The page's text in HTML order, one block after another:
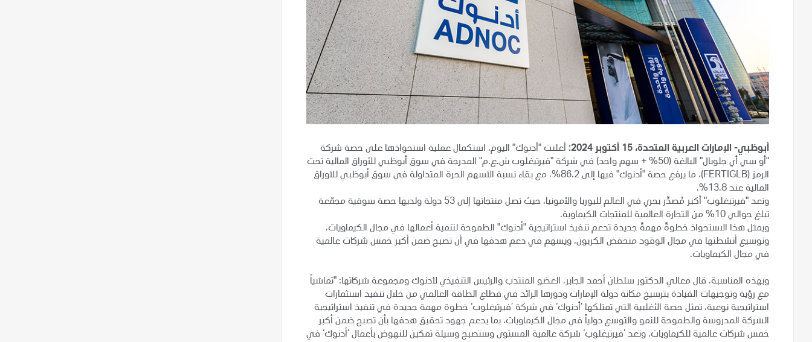
أبوظبي- الإمارات العربية المتحدة، 15 أكتوبر 2024:
أعلنت "أدنوك" اليوم، استكمال عملية استحواذها على حصة شركة
"أو سي أي جلوبال" البالغة (50% + سهم واحد) في شركة "فيرتيغلوب ش.ع.م" المدرجة في سوق أبوظبي للأوراق المالية تحت
الرمز (FERTIGLB)، ما يرفع حصة "أدنوك" فيها إلى 86.2%، مع بقاء نسبة الأسهم الحرة المتداولة في سوق أبوظبي للأوراق
المالية عند 13.8%.
وتعد "فيرتيغلوب" أكبر مُصدِّر بحري في العالم لليوريا والأمونيا، حيث تصل منتجاتها إلى 53 دولة ولديها حصة سوقية مجمّعة
تبلغ حوالي 10% من التجارة العالمية للمنتجات الكيماوية.
ويمثل هذا الاستحواذ خطوةً مهمةً جديدة تدعم تنفيذ استراتيجية "أدنوك" الطموحة لتنمية أعمالها في مجال الكيماويات،
وتوسيع أنشطتها في مجال الوقود منخفض الكربون، ويسهم في دعم هدفها في أن تصبح ضمن أكبر خمس شركات عالمية
في مجال الكيماويات.
وبهذه المناسبة، قال معالي الدكتور سلطان أحمد الجابر، العضو المنتدب والرئيس التنفيذي لأدنوك ومجموعة شركاتها: "تماشياً
مع رؤية وتوجيهات القيادة بترسيخ مكانة دولة الإمارات ودورها الرائد في قطاع الطاقة العالمي من خلال تنفيذ استثمارات
استراتيجية نوعية، تمثل حصة الأغلبية التي تمتلكها ’أدنوك‘ في شركة ’فيرتيغلوب‘ خطوة مهمة جديدة في تنفيذ استراتيجية
الشركة المدروسة والطموحة للنمو والتوسع دولياً في مجال الكيماويات، بما يدعم جهود تحقيق هدفها بأن تصبح ضمن أكبر
خمس شركات عالمية للكيماويات. وتعد ’فيرتيغلوب‘ شركة عالمية المستوى وستصبح وسيلة تمكين للنهوض بأعمال ’أدنوك‘ في